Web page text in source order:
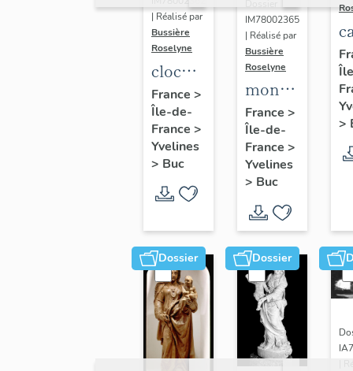
| Réalisé par
Bussière
Roselyne
cloche
dite
Louise
Auguste
Adélaïde
France >
Île-de-
France >
Yvelines
> Buc
IM78002365
| Réalisé par
Bussière
Roselyne
monument
funéraire
de
Jean
Casale
France >
Île-de-
France >
Yvelines
> Buc
>
Dossier Dossier